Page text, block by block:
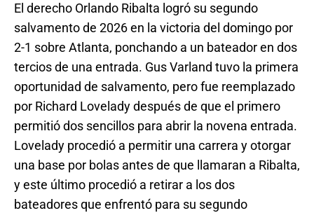
El derecho Orlando Ribalta logró su segundo
salvamento de 2026 en la victoria del domingo por
2-1 sobre Atlanta, ponchando a un bateador en dos
tercios de una entrada. Gus Varland tuvo la primera
oportunidad de salvamento, pero fue reemplazado
por Richard Lovelady después de que el primero
permitió dos sencillos para abrir la novena entrada.
Lovelady procedió a permitir una carrera y otorgar
una base por bolas antes de que llamaran a Ribalta,
y este último procedió a retirar a los dos
bateadores que enfrentó para su segundo